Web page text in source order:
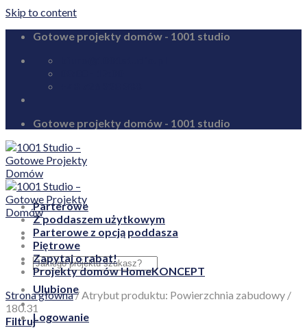
Skip to content
Gotowe projekty domów - 1001 studio
Gotowe projekty domów - 1001 studio
Ulubione
Logowanie
Parterowe
Z poddaszem użytkowym
Parterowe z opcją poddasza
Piętrowe
Zapytaj o rabat!
Projekty domów HomeKONCEPT
Strona główna/Atrybut produktu: Powierzchnia zabudowy /
180.31
Filtruj